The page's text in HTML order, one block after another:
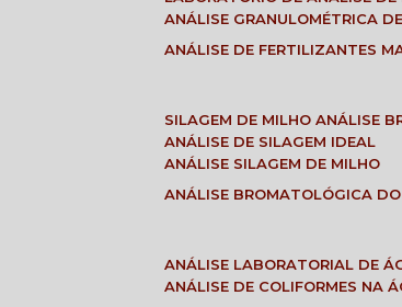
ANÁLISE GRANULOMÉTRICA
ANÁLISE DE FERTILIZANTES
SILAGEM DE MILHO ANÁLISE
ANÁLISE DE SILAGEM IDEAL
ANÁLISE SILAGEM DE MILHO
ANÁLISE BROMATOLÓGICA
ANÁLISE LABORATORIAL DE
ANÁLISE DE COLIFORMES NA